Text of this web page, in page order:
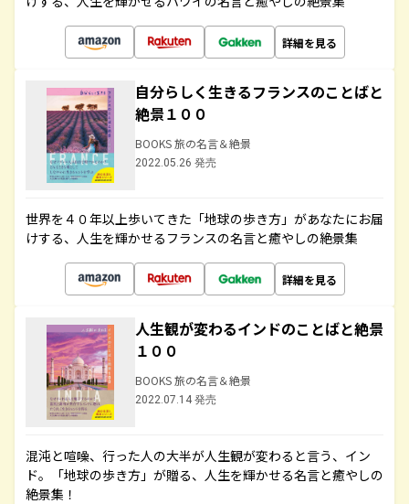
詳細を見る
自分らしく生きるフランスのことばと
絶景１００
BOOKS 旅の名言＆絶景
2022.05.26 発売
世界を４０年以上歩いてきた「地球の歩き方」があなたにお届
けする、人生を輝かせるフランスの名言と癒やしの絶景集
詳細を見る
人生観が変わるインドのことばと絶景
１００
BOOKS 旅の名言＆絶景
2022.07.14 発売
混沌と喧噪、行った人の大半が人生観が変わると言う、イン
ド。「地球の歩き方」が贈る、人生を輝かせる名言と癒やしの
絶景集！